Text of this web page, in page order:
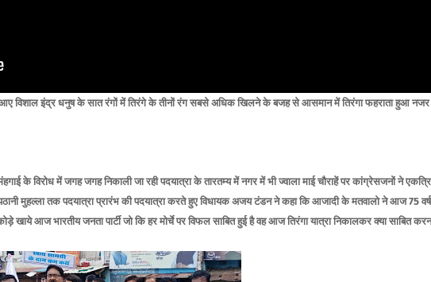
आए विशाल इंद्र धनुष के सात रंगों में तिरंगे के तीनों रंग सबसे अधिक खिलने के बजह से आसमान में तिरंगा फहराता हुआ नजर
के विरोध में जगह जगह निकाली जा रही पदयात्रा के तारतम्य में नगर में भी ज्वाला माई चौराहें पर कांग्रेसजनों ने
मुहल्ला तक पदयात्रा प्रारंभ की पदयात्रा करते हुए विधायक अजय टंडन ने कहा कि आजादी के मतवालो ने आज 75 वर्ष
खाये आज भारतीय जनता पार्टी जो कि हर मोर्चे पर विफल साबित हुई है वह आज तिरंगा यात्रा निकालकर क्या साबित